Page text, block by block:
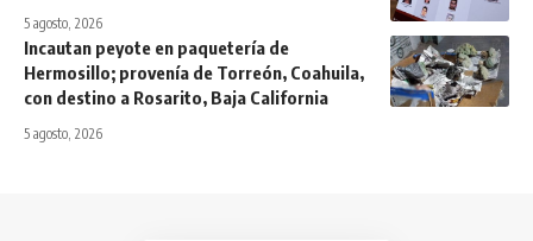
5 agosto, 2026
Incautan peyote en paquetería de
Hermosillo; provenía de Torreón, Coahuila,
con destino a Rosarito, Baja California
5 agosto, 2026